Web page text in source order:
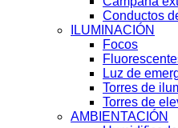
Conductos
ILUMINACIÓN
Focos
Luz de
Torres de
Torres de
AMBIENTACIÓN